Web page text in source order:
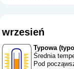
wrzesień
Typowa
Średnia
Pod